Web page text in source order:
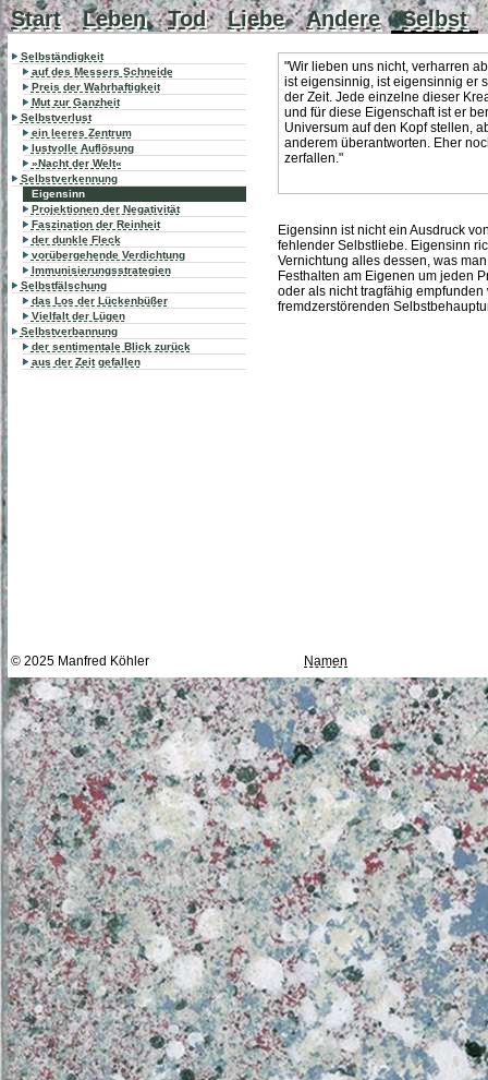
Start Leben Tod Liebe Andere Selbst
Selbständigkeit
auf des Messers Schneide
Preis der Wahrhaftigkeit
Mut zur Ganzheit
Selbstverlust
ein leeres Zentrum
lustvolle Auflösung
»Nacht der Welt«
Selbstverkennung
Eigensinn
Projektionen der Negativität
Faszination der Reinheit
der dunkle Fleck
vorübergehende Verdichtung
Immunisierungsstrategien
Selbstfälschung
das Los der Lückenbüßer
Vielfalt der Lügen
Selbstverbannung
der sentimentale Blick zurück
aus der Zeit gefallen
"Wir lieben uns nicht, verharren
ist eigensinnig, ist eigensinnig er
der Zeit. Jede einzelne dieser
und für diese Eigenschaft ist er
Universum auf den Kopf stellen,
anderem überantworten. Eher
zerfallen."
Eigensinn ist nicht ein Ausdruck
fehlender Selbstliebe. Eigensinn
Vernichtung alles dessen, was
Festhalten am Eigenen um jeden
oder als nicht tragfähig
fremdzerstörenden